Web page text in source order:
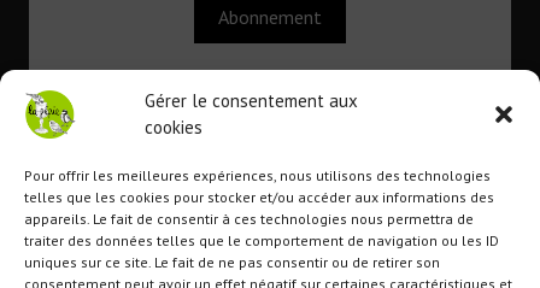
Gérer le consentement aux
cookies
Pour offrir les meilleures expériences, nous utilisons des technologies
telles que les cookies pour stocker et/ou accéder aux informations des
appareils. Le fait de consentir à ces technologies nous permettra de
traiter des données telles que le comportement de navigation ou les ID
uniques sur ce site. Le fait de ne pas consentir ou de retirer son
consentement peut avoir un effet négatif sur certaines caractéristiques et
Abonnement
Contact
Association La Pépie
1 route du lavoir